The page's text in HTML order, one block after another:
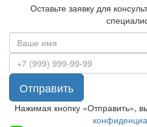
Оставьте заявку для
Отправить
Нажимая кнопку «Отправить»,